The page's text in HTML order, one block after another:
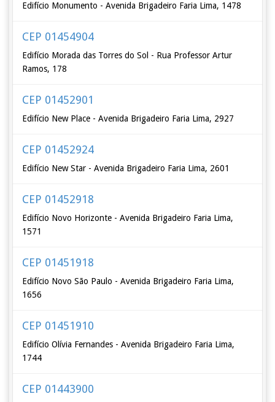
Edifício Monumento - Avenida Brigadeiro Faria Lima, 1478
CEP 01454904
Edifício Morada das Torres do Sol - Rua Professor Artur
Ramos, 178
CEP 01452901
Edifício New Place - Avenida Brigadeiro Faria Lima, 2927
CEP 01452924
Edifício New Star - Avenida Brigadeiro Faria Lima, 2601
CEP 01452918
Edifício Novo Horizonte - Avenida Brigadeiro Faria Lima,
1571
CEP 01451918
Edifício Novo São Paulo - Avenida Brigadeiro Faria Lima,
1656
CEP 01451910
Edifício Olívia Fernandes - Avenida Brigadeiro Faria Lima,
1744
CEP 01443900